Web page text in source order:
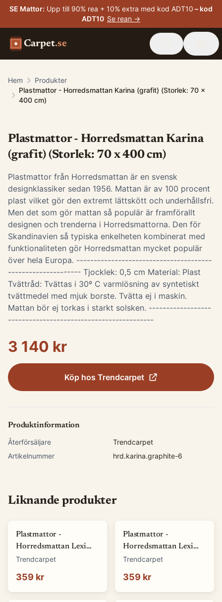
SE Mattor: Upp till 90% rea + 10% extra med kod ADT10 – kod
ADT10 Se rean →
Carpet.se
Hem
Produkter
Plastmattor - Horredsmattan Karina (grafit) (Storlek: 70 x
400 cm)
Plastmattor - Horredsmattan Karina
(grafit) (Storlek: 70 x 400 cm)
Plastmattor från Horredsmattan är en svensk
designklassiker sedan 1956. Mattan är av 100 procent
plast vilket gör den extremt lättskött och underhållsfri.
Men det som gör mattan så populär är framförallt
designen och trenderna i Horredsmattorna. Den för
Skandinavien så typiska enkelheten kombinerat med
funktionaliteten gör Horredsmattan mycket populär
över hela Europa. ---------------------------------------
--------------------- Tjocklek: 0,5 cm Material: Plast
Tvättråd: Tvättas i 30º C varmlösning av syntetiskt
tvättmedel med mjuk borste. Tvätta ej i maskin.
Mattan bör ej torkas i starkt solsken. ------------------
------------------------------------------
3 140 kr
Köp hos Trendcarpet
Produktinformation
Återförsäljare
Trendcarpet
Artikelnummer
hrd.karina.graphite-6
Liknande produkter
Plastmattor -
Horredsmattan Lexi
(grå) (Storlek: 70 x 50
Trendcarpet
359 kr
Plastmattor -
Horredsmattan Lexi
(sand) (Storlek: 70 x 50
Trendcarpet
359 kr